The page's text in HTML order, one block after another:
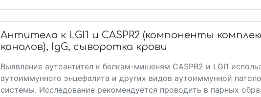
Антитела к LGI1 и CASPR2 (компоненты
каналов), IgG, сыворотка крови
Выявление аутоантител к белкам-мишеням CASPR2 и LGI1
аутоиммунного энцефалита и других видов аутоиммунной
системы. Исследование рекомендуется проводить в парных